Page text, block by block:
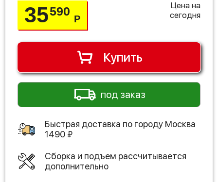
35590
Р
Цена на
сегодня
Купить
под заказ
Быстрая доставка по городу Москва
1490 ₽
Сборка и подъем рассчитывается
дополнительно